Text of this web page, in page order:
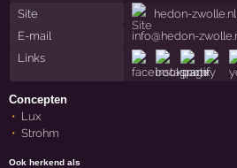
Site
hedon-zwolle.nl
E-mail
info@hedon-
Links
Concepten
Lux
Strohm
Ook herkend als